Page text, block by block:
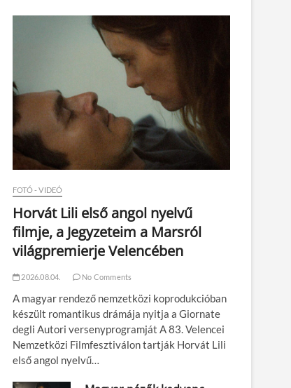
FOTÓ - VIDEÓ
Horvát Lili első angol nyelvű
filmje, a Jegyzeteim a Marsról
világpremierje Velencében
2026.08.04. No Comments
A magyar rendező nemzetközi koprodukcióban
készült romantikus drámája nyitja a Giornate
degli Autori versenyprogramját A 83. Velencei
Nemzetközi Filmfesztiválon tartják Horvát Lili
első angol nyelvű…